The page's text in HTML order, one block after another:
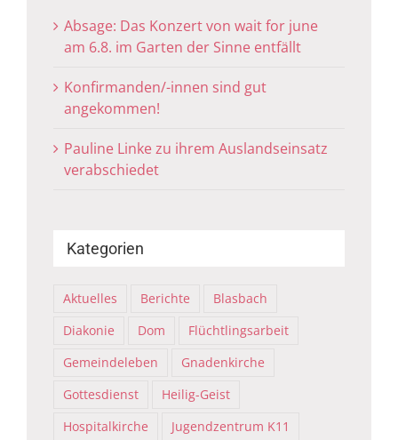
Absage: Das Konzert von wait for june
am 6.8. im Garten der Sinne entfällt
Konfirmanden/-innen sind gut
angekommen!
Pauline Linke zu ihrem Auslandseinsatz
verabschiedet
Kategorien
Aktuelles Berichte
Blasbach
Diakonie
Dom
Flüchtlingsarbeit
Gemeindeleben
Gnadenkirche
Gottesdienst
Heilig-Geist
Hospitalkirche
Jugendzentrum K11